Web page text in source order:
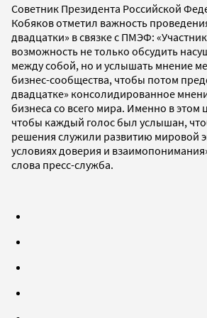
Советник Президента Российской
Кобяков отметил важность
двадцатки» в связке с ПМЭФ:
возможность не только обсудить
между собой, но и услышать мнение
бизнес-сообщества, чтобы потом
двадцатке» консолидированное
бизнеса со всего мира. Именно в
чтобы каждый голос был услышан,
решения служили развитию мировой
условиях доверия и
слова пресс-служба.